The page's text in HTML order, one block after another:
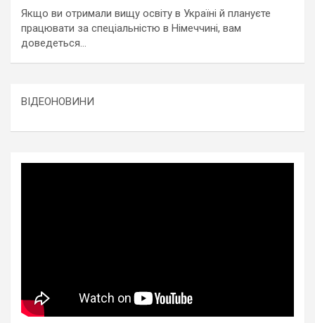
Якщо ви отримали вищу освіту в Україні й плануєте
працювати за спеціальністю в Німеччині, вам
доведеться…
ВІДЕОНОВИНИ